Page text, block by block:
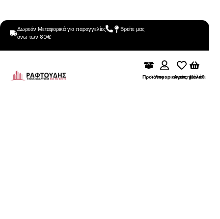
Δωρεάν Μεταφορικά για παραγγελίες
άνω των 80€
Βρείτε μας
ΠροϊόνταΛογαριασμόςΑγαπημένα
Καλάθι